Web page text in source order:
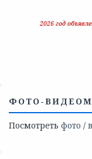
2026 год
ФОТО-
Посмотреть фото /